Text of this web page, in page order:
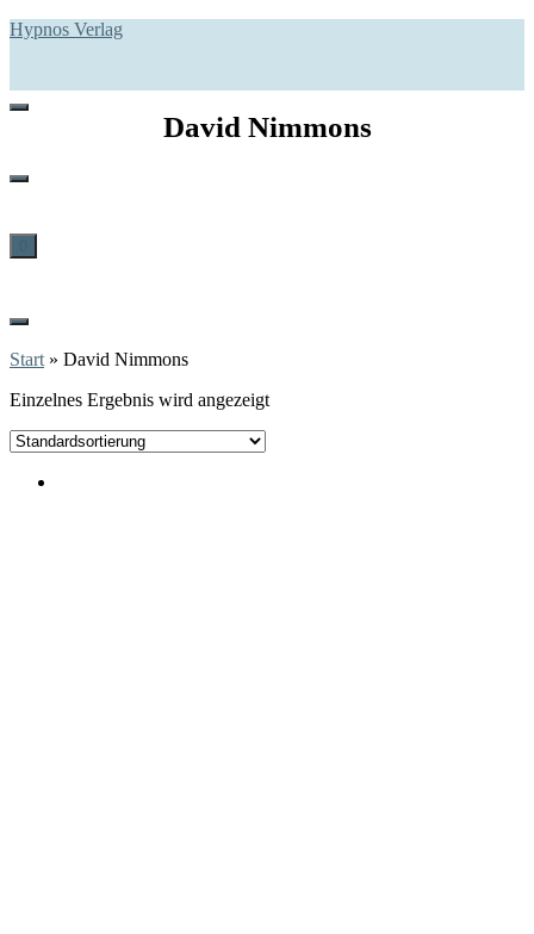
Hypnos Verlag
David Nimmons
Start » David Nimmons
Einzelnes Ergebnis wird angezeigt